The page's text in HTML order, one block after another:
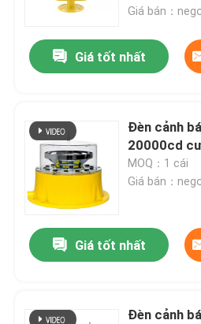
Giá bán：
Giá tốt nhất
Đèn cảnh
20000cd
MOQ：1 cái
Giá bán：
Giá tốt nhất
Đèn cảnh